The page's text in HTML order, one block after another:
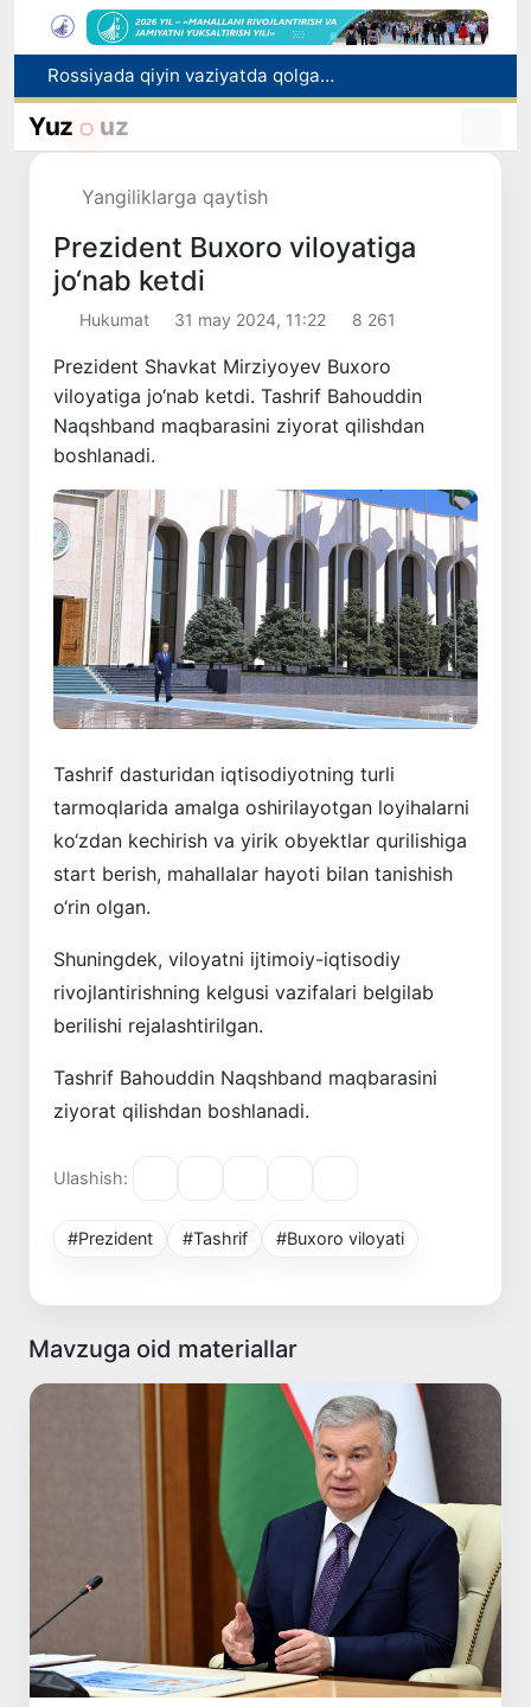
2030 yilgacha xavfli chiqindilarni qayta ishlash darajasi 20 foizga yetkaziladi
Oʻzbekiston ilk bor Xalqaro informatika olimpiadasi — IOI 2026ga mezbonlik qiladi
Yuz uz
Yangiliklarga qaytish
Prezident Buxoro viloyatiga
jo‘nab ketdi
Hukumat 31 may 2024, 11:22 8 261
Prezident Shavkat Mirziyoyev Buxoro
viloyatiga jo‘nab ketdi. Tashrif Bahouddin
Naqshband maqbarasini ziyorat qilishdan
boshlanadi.
Tashrif dasturidan iqtisodiyotning turli
tarmoqlarida amalga oshirilayotgan loyihalarni
ko‘zdan kechirish va yirik obyektlar qurilishiga
start berish, mahallalar hayoti bilan tanishish
o‘rin olgan.
Shuningdek, viloyatni ijtimoiy-iqtisodiy
rivojlantirishning kelgusi vazifalari belgilab
berilishi rejalashtirilgan.
Tashrif Bahouddin Naqshband maqbarasini
ziyorat qilishdan boshlanadi.
Ulashish:
#Prezident #Tashrif #Buxoro viloyati
Mavzuga oid materiallar